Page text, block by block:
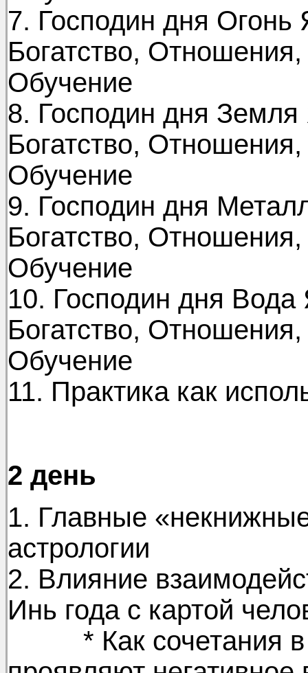
7. Господин дня
Богатство,
Обучение
8. Господин дня
Богатство,
Обучение
9. Господин дня
Богатство,
Обучение
10. Господин дня
Богатство,
Обучение
11. Практика как
2 день
1. Главные
астрологии
2. Влияние
Инь года с картой
* Как сочетания в